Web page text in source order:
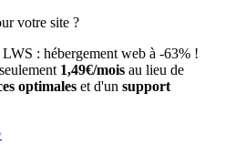
votre site ?
: hébergement web à -63% !
1,49€/mois au lieu de
optimales et d'un support